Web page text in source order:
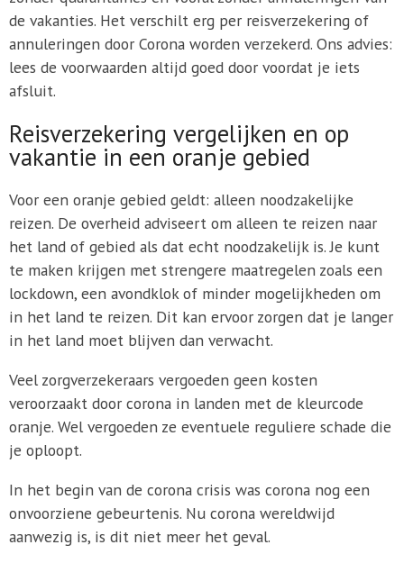
de vakanties. Het verschilt erg per reisverzekering of
annuleringen door Corona worden verzekerd. Ons advies:
lees de voorwaarden altijd goed door voordat je iets
afsluit.
Reisverzekering vergelijken en op
vakantie in een oranje gebied
Voor een oranje gebied geldt: alleen noodzakelijke
reizen. De overheid adviseert om alleen te reizen naar
het land of gebied als dat echt noodzakelijk is. Je kunt
te maken krijgen met strengere maatregelen zoals een
lockdown, een avondklok of minder mogelijkheden om
in het land te reizen. Dit kan ervoor zorgen dat je langer
in het land moet blijven dan verwacht.
Veel zorgverzekeraars vergoeden geen kosten
veroorzaakt door corona in landen met de kleurcode
oranje. Wel vergoeden ze eventuele reguliere schade die
je oploopt.
In het begin van de corona crisis was corona nog een
onvoorziene gebeurtenis. Nu corona wereldwijd
aanwezig is, is dit niet meer het geval.